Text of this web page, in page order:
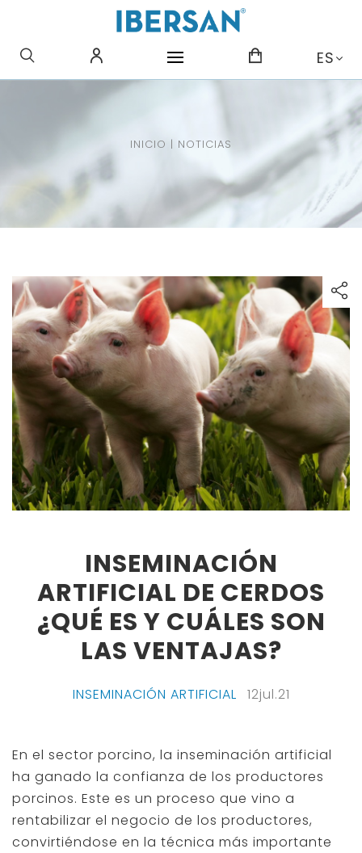
ES
INICIO | NOTICIAS
INSEMINACIÓN
ARTIFICIAL DE CERDOS
¿QUÉ ES Y CUÁLES SON
LAS VENTAJAS?
INSEMINACIÓN ARTIFICIAL 12jul.21
En el sector porcino, la inseminación artificial
ha ganado la confianza de los productores
porcinos. Este es un proceso que vino a
rentabilizar el negocio de los productores,
convirtiéndose en la técnica más importante
¿QUE BUSCAS?